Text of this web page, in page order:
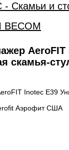
- Скамьи и
ВЕСОМ
AeroFIT
скамья-
Inotec E39
Аэрофит США